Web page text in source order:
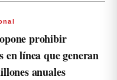
prohibir
en línea que generan
anuales